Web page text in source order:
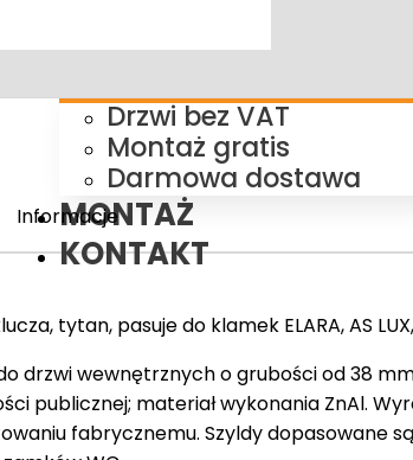
Drzwi bez VAT
Montaż gratis
Darmowa dostawa
MONTAŻ
KONTAKT
Informacje
tytan, pasuje do klamek ELARA, AS LUX,
drzwi wewnętrznych o grubości od 38
publicznej; materiał wykonania ZnAl.
fabrycznemu. Szyldy dopasowane